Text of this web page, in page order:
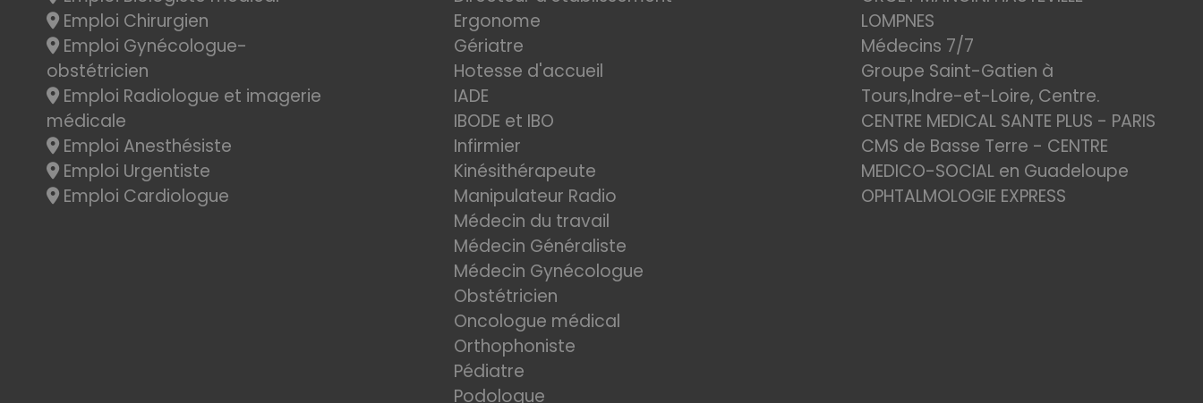
Emploi Chirurgien
Emploi Gynécologue-
obstétricien
Emploi Radiologue et imagerie
médicale
Emploi Anesthésiste
Emploi Urgentiste
Emploi Cardiologue
Ergonome
Gériatre
Hotesse d'accueil
IADE
IBODE et IBO
Infirmier
Kinésithérapeute
Manipulateur Radio
Médecin du travail
Médecin Généraliste
Médecin Gynécologue
Obstétricien
Oncologue médical
Orthophoniste
Pédiatre
Podologue
LOMPNES
Médecins 7/7
Groupe Saint-Gatien à
Tours,Indre-et-Loire, Centre.
CENTRE MEDICAL SANTE PLUS - PARIS
CMS de Basse Terre - CENTRE
MEDICO-SOCIAL en Guadeloupe
OPHTALMOLOGIE EXPRESS